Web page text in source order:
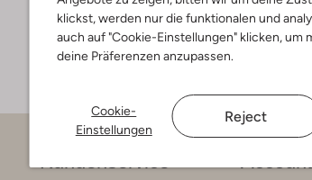
klickst, werden nur die funktionalen und
auch auf "Cookie-Einstellungen" klicken, um
deine Präferenzen anzupassen.
Cookie-
Einstellungen
Reject
Kundenservice Account